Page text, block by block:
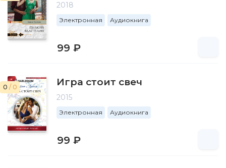
2018
Электронная Аудиокнига
99 ₽
0 / 0 Игра стоит свеч
2015
Электронная Аудиокнига
99 ₽